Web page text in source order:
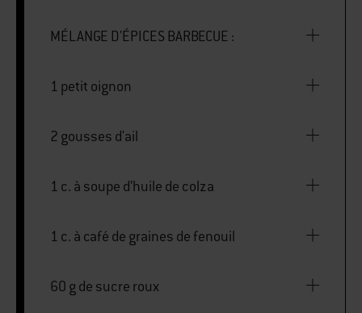
MÉLANGE D'ÉPICES BARBECUE :
1 petit oignon
2 gousses d'ail
1 c. à soupe d’huile de colza
1 c. à café de graines de fenouil
60 g de sucre roux